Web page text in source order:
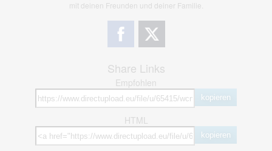
mit deinen Freunden und deiner Familie.
Share Links
Empfohlen
kopieren
HTML
kopieren